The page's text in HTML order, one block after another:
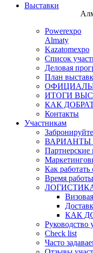
Выставки
Powerexpo
Almaty
Kazatomexpo
Список
Деловая
План
ИТОГИ
КАК
Контакты
Участникам
ВАРИАНТЫ
Партнерские
Как
Время
КАК
Руководство
Check list
Часто